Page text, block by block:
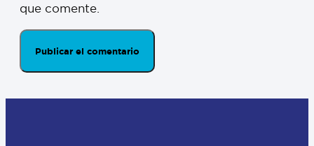
que comente.